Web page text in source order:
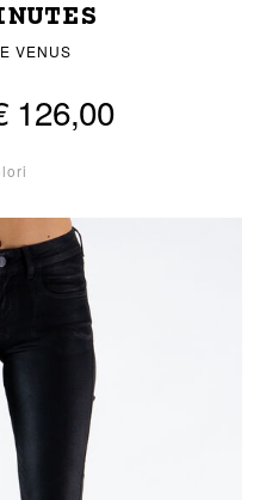
VENUS
126,00